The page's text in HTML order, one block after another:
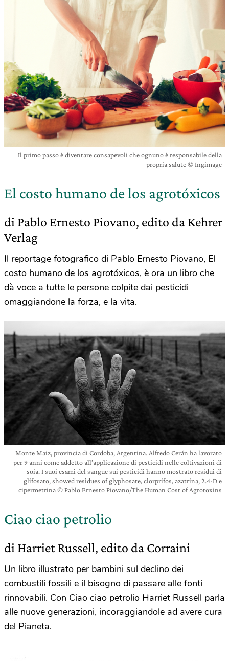
Il primo passo è diventare consapevoli che ognuno è responsabile della
propria salute © Ingimage
El costo humano de los agrotóxicos
di Pablo Ernesto Piovano, edito da Kehrer
Verlag
Il reportage fotografico di Pablo Ernesto Piovano, El
costo humano de los agrotóxicos, è ora un libro che
dà voce a tutte le persone colpite dai pesticidi
omaggiandone la forza, e la vita.
Monte Maiz, provincia di Cordoba, Argentina. Alfredo Cerán ha lavorato
per 9 anni come addetto all’applicazione di pesticidi nelle coltivazioni di
soia. I suoi esami del sangue sui pesticidi hanno mostrato residui di
glifosato, showed residues of glyphosate, clorprifos, azatrina, 2.4-D e
cipermetrina © Pablo Ernesto Piovano/The Human Cost of Agrotoxins
Ciao ciao petrolio
di Harriet Russell, edito da Corraini
Un libro illustrato per bambini sul declino dei
combustili fossili e il bisogno di passare alle fonti
rinnovabili. Con Ciao ciao petrolio Harriet Russell parla
alle nuove generazioni, incoraggiandole ad avere cura
del Pianeta.